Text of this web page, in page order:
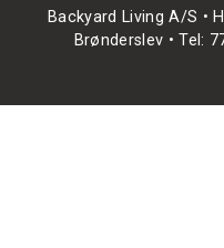
Backyard Living A/S •
Brønderslev • Tel: